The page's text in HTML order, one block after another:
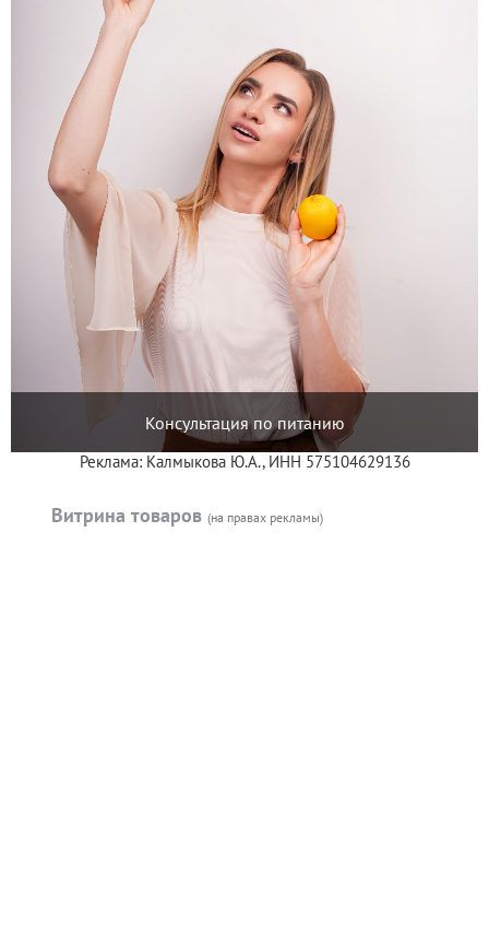
Консультация по питанию
Реклама: Калмыкова Ю.А., ИНН 575104629136
Витрина товаров (на правах рекламы)